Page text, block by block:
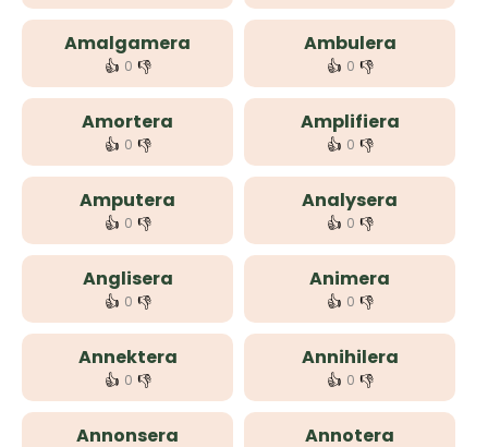
Amalgamera
👍 0 👎
Ambulera
👍 0 👎
Amortera
👍 0 👎
Amplifiera
👍 0 👎
Amputera
👍 0 👎
Analysera
👍 0 👎
Anglisera
👍 0 👎
Animera
👍 0 👎
Annektera
👍 0 👎
Annihilera
👍 0 👎
Annonsera Annotera